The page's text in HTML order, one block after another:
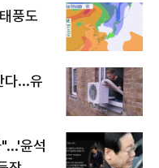
풍도
다...유
윤석